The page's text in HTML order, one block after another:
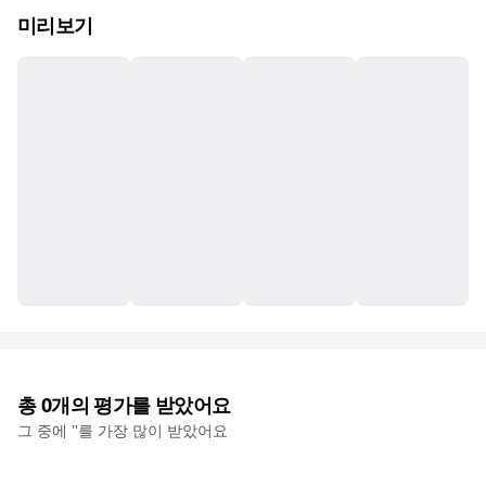
미리보기
총0개의 평가를 받았어요
그 중에 ''를 가장 많이 받았어요